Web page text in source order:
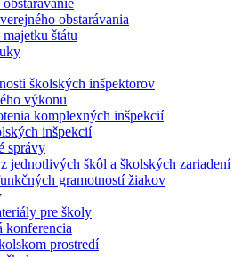
obstarávania
štátu
školských inšpektorov
výkonu
komplexných inšpekcií
inšpekcií
správy
jednotlivých škôl a školských zariadení
gramotností žiakov
pre školy
konferencia
prostredí